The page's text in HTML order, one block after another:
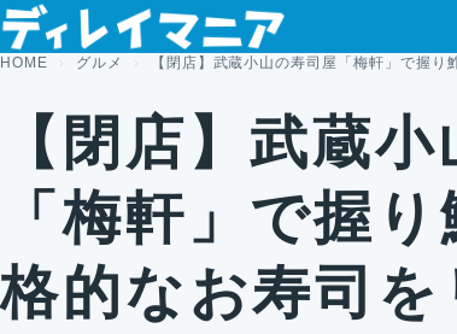
コンテンツへスキップ
HOME グルメ 【閉店】武蔵小山の寿司屋「梅軒」で握
【閉店】武蔵
「梅軒」で握
格的なお寿司